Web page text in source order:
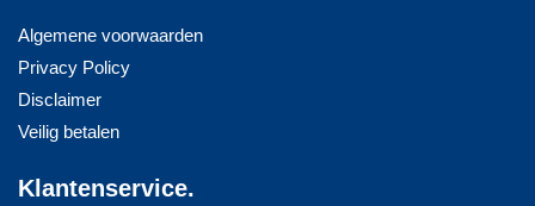
Algemene voorwaarden
Privacy Policy
Disclaimer
Veilig betalen
Klantenservice.